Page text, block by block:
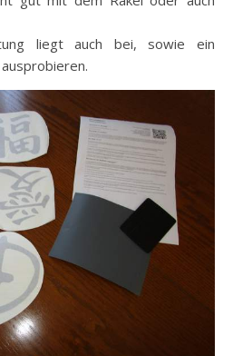
liegt auch bei, sowie ein